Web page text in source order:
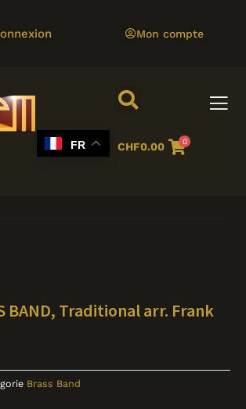
Mon compte
FR CHF0.00 0
BAND, Traditional arr. Frank
Brass Band